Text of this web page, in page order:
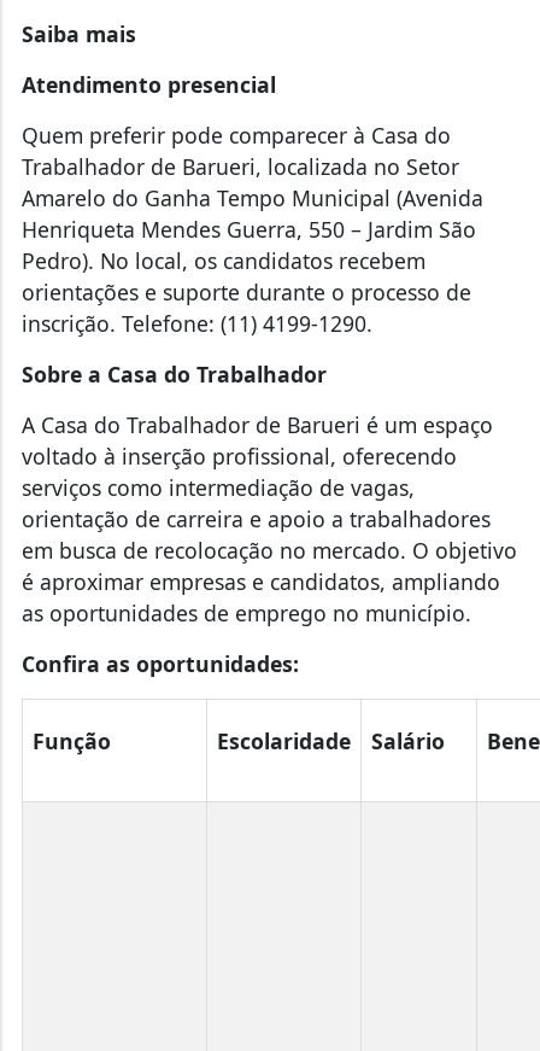
Saiba mais
Atendimento presencial
Quem preferir pode comparecer à Casa do
Trabalhador de Barueri, localizada no Setor
Amarelo do Ganha Tempo Municipal (Avenida
Henriqueta Mendes Guerra, 550 – Jardim São
Pedro). No local, os candidatos recebem
orientações e suporte durante o processo de
inscrição. Telefone: (11) 4199-1290.
Sobre a Casa do Trabalhador
A Casa do Trabalhador de Barueri é um espaço
voltado à inserção profissional, oferecendo
serviços como intermediação de vagas,
orientação de carreira e apoio a trabalhadores
em busca de recolocação no mercado. O objetivo
é aproximar empresas e candidatos, ampliando
as oportunidades de emprego no município.
Confira as oportunidades:
Função Escolaridade Salário